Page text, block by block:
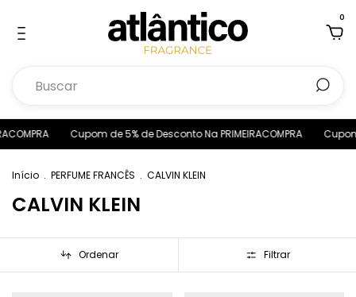
0
Cupom de 5% de Desconto Na PRIMEIRACOMPRA
Início . PERFUME FRANCÊS . CALVIN KLEIN
CALVIN KLEIN
Ordenar Filtrar